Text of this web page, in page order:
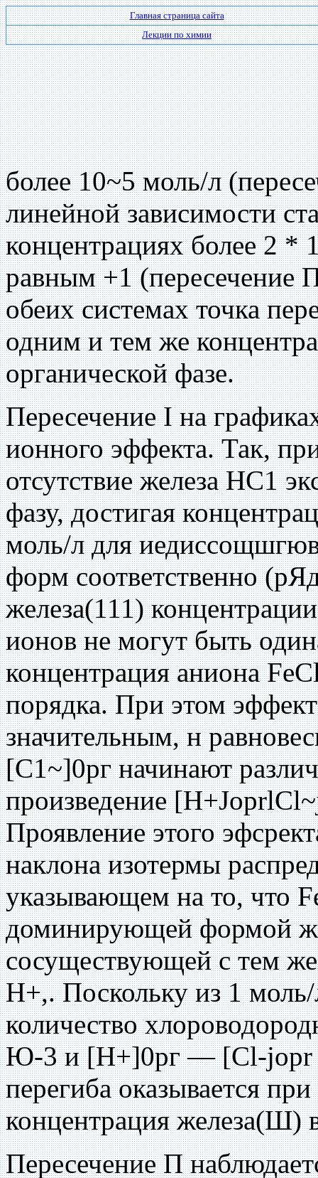
Главная страница сайта
Лекции по химии
более 10~5 моль/л
линейной зависимости
концентрациях более 2 *
равным +1 (пересечение
обеих системах точка
одним и тем же
органической фазе.
Пересечение I на
ионного эффекта. Так,
отсутствие железа НС1
фазу, достигая
моль/л для
форм соответственно
железа(111)
ионов не могут быть
концентрация аниона
порядка. При этом
значительным, н
[С1~]0рг начинают
произведение
Проявление этого
наклона изотермы
указывающем на то, что
доминирующей формой
сосуществующей с тем
Н+,. Поскольку из 1
количество
Ю-3 и [Н+]0рг — [Cl-jopr
перегиба оказывается
концентрация железа(Ш)
Пересечение П